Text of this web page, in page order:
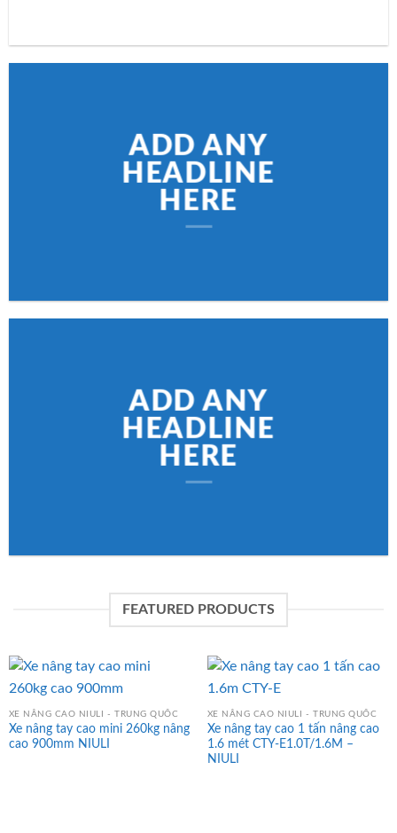
ADD ANY
HEADLINE
HERE
ADD ANY
HEADLINE
HERE
FEATURED PRODUCTS
XE NÂNG CAO NIULI - TRUNG QUỐC
Xe nâng tay cao mini 260kg nâng
cao 900mm NIULI
XE NÂNG CAO NIULI - TRUNG QUỐC
Xe nâng tay cao 1 tấn nâng cao
1.6 mét CTY-E1.0T/1.6M –
NIULI